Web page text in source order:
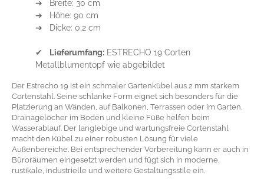
➔ Breite: 30 cm
➔ Höhe: 90 cm
➔ Dicke: 0,2 cm
✔ Lieferumfang: ESTRECHO 19 Corten
Metallblumentopf wie abgebildet
Der Estrecho 19 ist ein schmaler Gartenkübel aus 2 mm starkem
Cortenstahl. Seine schlanke Form eignet sich besonders für die
Platzierung an Wänden, auf Balkonen, Terrassen oder im Garten.
Drainagelöcher im Boden und kleine Füße helfen beim
Wasserablauf. Der langlebige und wartungsfreie Cortenstahl
macht den Kübel zu einer robusten Lösung für viele
Außenbereiche. Bei entsprechender Vorbereitung kann er auch in
Büroräumen eingesetzt werden und fügt sich in moderne,
rustikale, industrielle und weitere Gestaltungsstile ein.